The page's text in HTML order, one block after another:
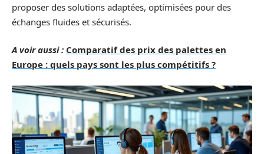
proposer des solutions adaptées, optimisées pour des
échanges fluides et sécurisés.
A voir aussi : Comparatif des prix des palettes en
Europe : quels pays sont les plus compétitifs ?